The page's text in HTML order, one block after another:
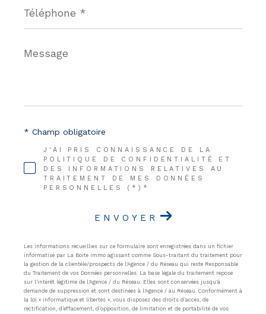
*
Message
*
J'AI PRIS CONNAISSANCE DE LA
POLITIQUE DE CONFIDENTIALITÉ ET
DES INFORMATIONS RELATIVES AU
TRAITEMENT DE MES DONNÉES
PERSONNELLES (*)*
* Champ obligatoire
ENVOYER
Les informations recueillies sur ce formulaire sont enregistrées dans un fichier
informatisé par La Boite Immo agissant comme Sous-traitant du traitement pour
la gestion de la clientèle/prospects de l'Agence / du Réseau qui reste Responsable
du Traitement de vos Données personnelles. La base légale du traitement repose
sur l'intérêt légitime de l'Agence / du Réseau. Elles sont conservées jusqu'à
demande de suppression et sont destinées à l'Agence / au Réseau. Conformément à
la loi « informatique et libertés », vous disposez des droits d’accès, de
rectification, d’effacement, d’opposition, de limitation et de portabilité de vos